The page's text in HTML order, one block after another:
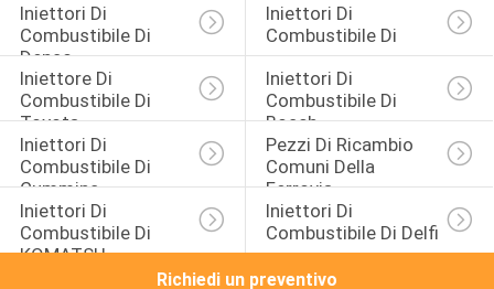
Iniettori Di
Combustibile Di
Denso
Iniettori Di
Combustibile Di
Iniettore Di
Combustibile Di
Toyota
Iniettori Di
Combustibile Di
Bosch
Iniettori Di
Combustibile Di
Cummins
Pezzi Di Ricambio
Comuni Della
Ferrovia
Iniettori Di
Combustibile Di
KOMATSU
Iniettori Di
Combustibile Di Delfi
Richiedi un preventivo